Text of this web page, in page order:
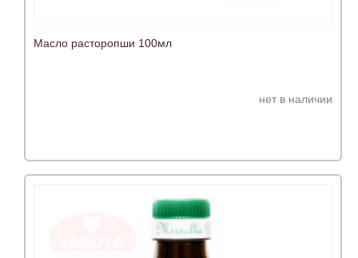
Масло расторопши 100мл
нет в наличии